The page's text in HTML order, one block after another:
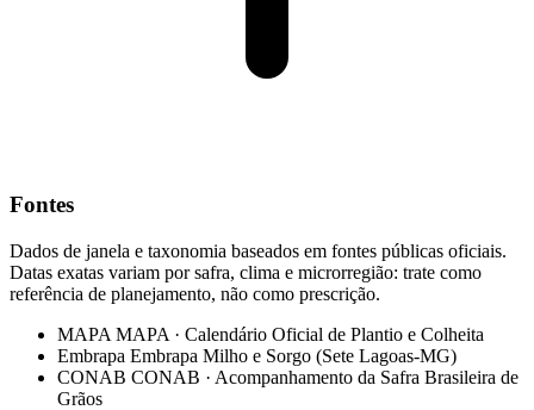
Fontes
Dados de janela e taxonomia baseados em fontes públicas oficiais.
Datas exatas variam por safra, clima e microrregião: trate como
referência de planejamento, não como prescrição.
MAPA MAPA · Calendário Oficial de Plantio e Colheita
Embrapa Embrapa Milho e Sorgo (Sete Lagoas-MG)
CONAB CONAB · Acompanhamento da Safra Brasileira de
Grãos